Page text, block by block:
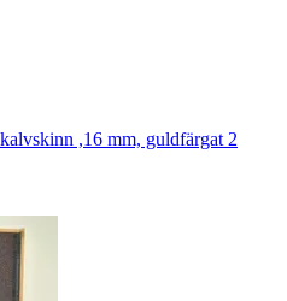
,16 mm, guldfärgat 2